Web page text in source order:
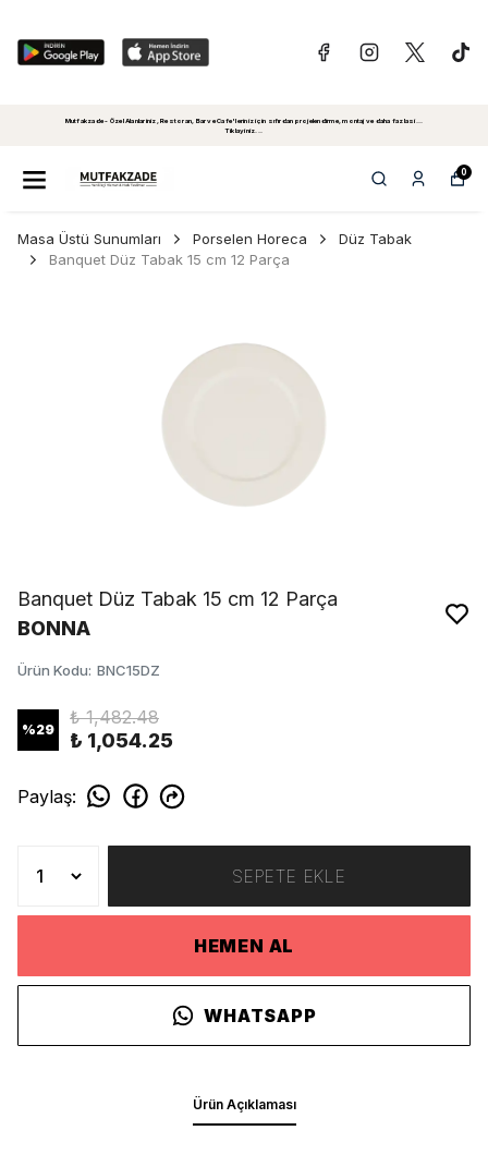
Mutfakzade - Özel Alanlariniz, Restoran, Bar ve Cafe'leriniz için sıfırdan projelendirme, montaj ve daha fazlasi...
Tiklayiniz...
0
Masa Üstü Sunumları Porselen Horeca
Düz Tabak
Banquet Düz Tabak 15 cm 12 Parça
Banquet Düz Tabak 15 cm 12 Parça
BONNA
Ürün Kodu: BNC15DZ
%29
₺ 1,482.48
₺ 1,054.25
Paylaş:
SEPETE EKLE
HEMEN AL
WHATSAPP
Ürün Açıklaması